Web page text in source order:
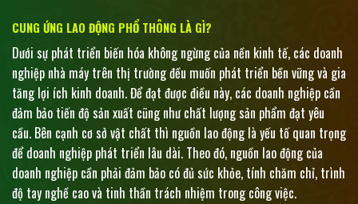
CUNG ỨNG LAO ĐỘNG PHỔ THÔNG LÀ GÌ?
Dưới sự phát triển biến hóa không ngừng của nền kinh tế, các doanh
nghiệp nhà máy trên thị trường đều muốn phát triển bền vững và gia
tăng lợi ích kinh doanh. Để đạt được điều này, các doanh nghiệp cần
đảm bảo tiến độ sản xuất cũng như chất lượng sản phẩm đạt yêu
cầu. Bên cạnh cơ sở vật chất thì nguồn lao động là yếu tố quan trọng
để doanh nghiệp phát triển lâu dài. Theo đó, nguồn lao động của
doanh nghiệp cần phải đảm bảo có đủ sức khỏe, tính chăm chỉ, trình
độ tay nghề cao và tinh thần trách nhiệm trong công việc.